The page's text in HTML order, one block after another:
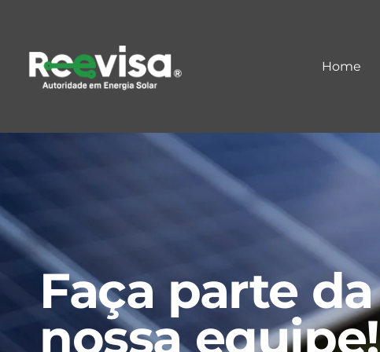
Home
Faça parte da
nossa equipe!